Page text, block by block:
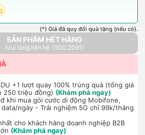
(*) Giá đã quy đổi quà tặng (nếu có).
SẢN PHẨM HẾT HÀNG
(Vui lòng liên hệ 1900.2091)
+1 lượt quay 100% trúng quà (tổng giá
250 triệu đồng) (Khám phá ngay)
khi mua gói cước di động Mobifone,
ngày - Trải nghiệm 5G chỉ 99k/tháng
cho khách hàng doanh nghiệp B2B
(Khám phá ngay)